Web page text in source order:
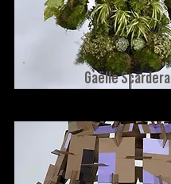
Gaëlle Scardera